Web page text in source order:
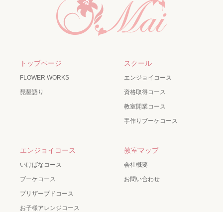
トップページ
FLOWER WORKS
琵琶語り
スクール
エンジョイコース
資格取得コース
教室開業コース
手作りブーケコース
エンジョイコース
いけばなコース
ブーケコース
プリザーブドコース
お子様アレンジコース
教室マップ
会社概要
お問い合わせ